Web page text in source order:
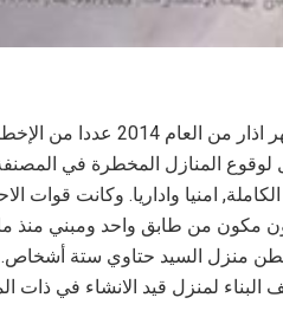
سلمت قوات الاحتلال الاسرائيلي في
لوقوع المنازل المخطرة في
الاسرائيلية الكاملة, امنيا واداريا.
منزل السيد حتاوي ستة
لمنزل قيد الانشاء في ذات